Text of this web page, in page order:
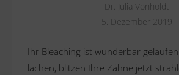
Dr. Julia Vonholdt
5. Dezember 2019
Ihr Bleaching ist wunderbar
lachen, blitzen Ihre Zähne jetzt